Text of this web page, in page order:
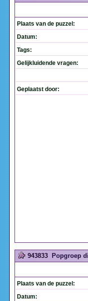
Plaats van de puzzel:
Datum:
Tags:
Gelijkluidende vragen:
Geplaatst door:
943833 Popgroep
Plaats van de puzzel:
Datum: